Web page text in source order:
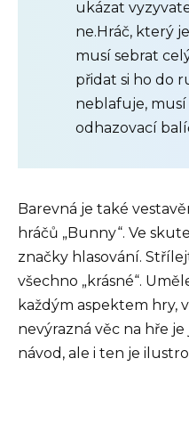
ukázat
ne.Hráč, který
musí sebrat
přidat si ho do
neblafuje,
odhazovací
Barevná je také
hráčů „Bunny“. Ve
značky hlasování.
všechno „krásné“.
každým aspektem hry,
nevýrazná věc na hře
návod, ale i ten je